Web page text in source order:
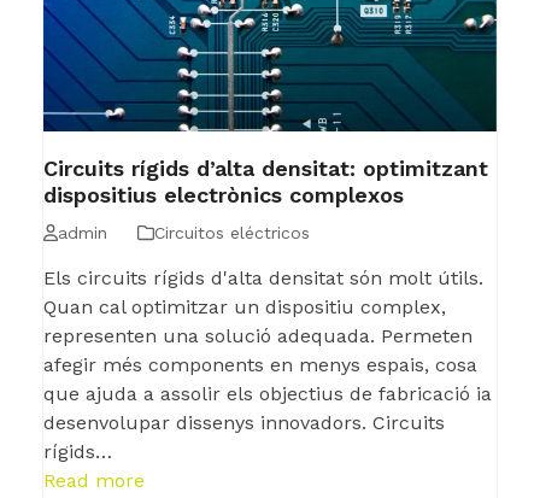
Circuits rígids d’alta densitat: optimitzant
dispositius electrònics complexos
admin Circuitos eléctricos
Els circuits rígids d'alta densitat són molt útils.
Quan cal optimitzar un dispositiu complex,
representen una solució adequada. Permeten
afegir més components en menys espais, cosa
que ajuda a assolir els objectius de fabricació ia
desenvolupar dissenys innovadors. Circuits
rígids…
Read more